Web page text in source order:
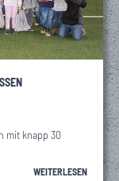
mit knapp 30
WEITERLESEN